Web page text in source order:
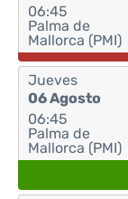
06:45
Palma de
Mallorca (PMI)
Jueves
06 Agosto
06:45
Palma de
Mallorca (PMI)